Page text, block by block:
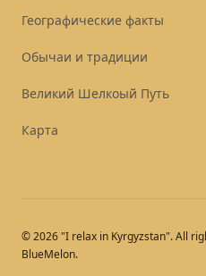
Географические факты
Обычаи и традиции
Великий Шелкоый Путь
Карта
© 2026 "I relax in Kyrgyzstan". All
BlueMelon.